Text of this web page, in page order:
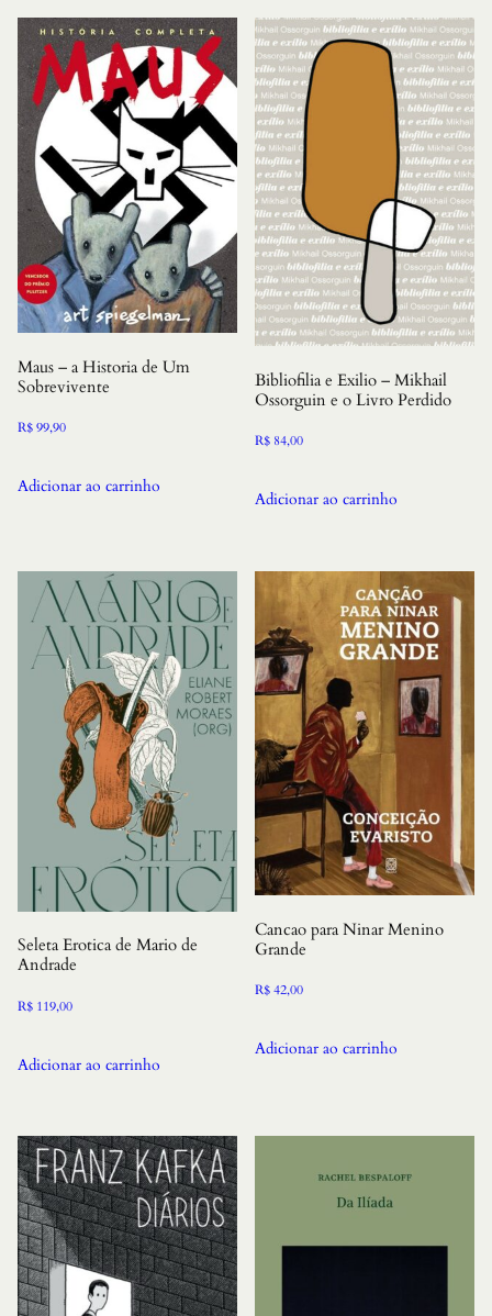
Maus – a Historia de Um
Sobrevivente
R$99,90
Adicionar ao carrinho
Bibliofilia e Exilio – Mikhail
Ossorguin e o Livro Perdido
R$ 84,00
Adicionar ao carrinho
Seleta Erotica de Mario de
Andrade
R$ 119,00
Adicionar ao carrinho
Cancao para Ninar Menino
Grande
R$42,00
Adicionar ao carrinho